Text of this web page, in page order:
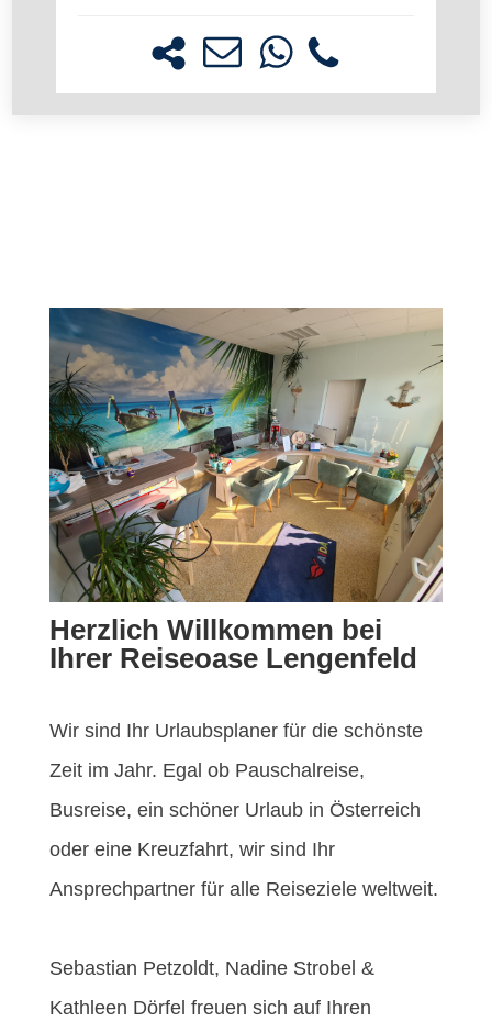
Herzlich Willkommen bei
Ihrer Reiseoase Lengenfeld
Wir sind Ihr Urlaubsplaner für die schönste
Zeit im Jahr. Egal ob Pauschalreise,
Busreise, ein schöner Urlaub in Österreich
oder eine Kreuzfahrt, wir sind Ihr
Ansprechpartner für alle Reiseziele weltweit.
Sebastian Petzoldt, Nadine Strobel &
Kathleen Dörfel freuen sich auf Ihren